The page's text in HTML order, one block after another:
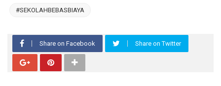
#SEKOLAHBEBASBIAYA
Share on Facebook Share on Twitter